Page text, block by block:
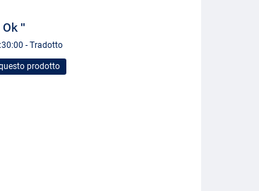
Ok "
- Tradotto
prodotto